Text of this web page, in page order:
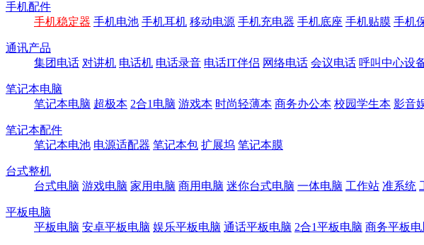
手机配件
手机稳定器 手机电池 手机耳机 移动电源 手机充电器 手机底座 手机贴膜 手机
通讯产品
集团电话 对讲机 电话机 电话录音 电话IT伴侣 网络电话 会议电话 呼叫中心设
笔记本电脑
笔记本电脑 超极本 2合1电脑 游戏本 时尚轻薄本 商务办公本 校园学生本 影音
笔记本配件
笔记本电池 电源适配器 笔记本包 扩展坞 笔记本膜
台式整机
台式电脑 游戏电脑 家用电脑 商用电脑 迷你台式电脑 一体电脑 工作站 准系统
平板电脑
平板电脑 安卓平板电脑 娱乐平板电脑 通话平板电脑 2合1平板电脑 商务平板电